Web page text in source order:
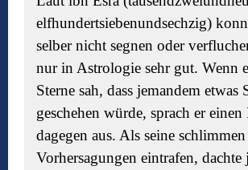
elfhundertsiebenundsechzig)
selber nicht segnen oder
nur in Astrologie sehr gut. Wenn
Sterne sah, dass jemandem etwas
geschehen würde, sprach er einen
dagegen aus. Als seine schlimmen
Vorhersagungen eintrafen, dachte